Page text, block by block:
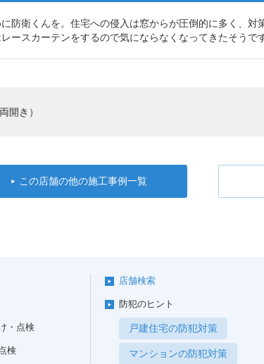
防衛くんを。住宅への侵入は窓からが圧倒的に多く、
ースカーテンをするので気にならなくなってきたそうです
開き）
この店舗の他の施工事例一覧
・点検
検
店舗検索
防犯のヒント
戸建住宅の防犯対策
マンションの防犯対策